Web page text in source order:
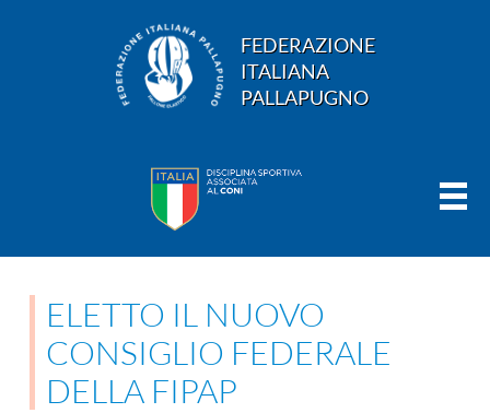
FEDERAZIONE
ITALIANA
PALLAPUGNO
ELETTO IL NUOVO
CONSIGLIO FEDERALE
DELLA FIPAP